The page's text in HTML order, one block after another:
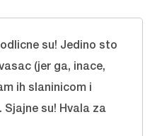
su! Jedino sto
(jer ga, inace,
ih slaninicom i
su! Hvala za